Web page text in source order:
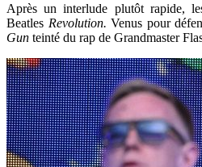
Après un interlude plutôt rapide,
Beatles Revolution.Venus pour
Gun teinté du rap de Grandmaster